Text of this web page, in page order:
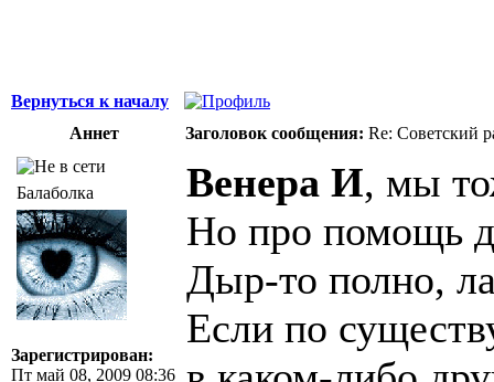
Вернуться к началу
Аннет
Заголовок сообщения: Re: Советский
Балаболка
Зарегистрирован:
Пт май 08, 2009 08:36
Венера И, мы
Но про помощь
Дыр-то полно,
Если по